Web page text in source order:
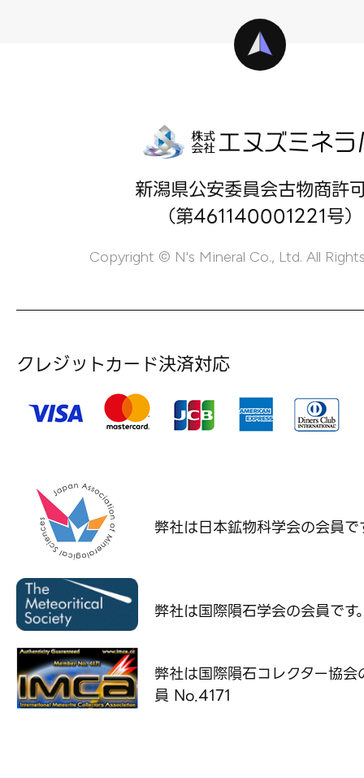
新潟県公安委員会古物商許
（第461140001221号）
Copyright © N's Mineral Co., Ltd. All
クレジットカード決済対応
弊社は日本鉱物科学会の会員で
弊社は国際隕石学会の会員です
弊社は国際隕石コレクター協会
員 No.4171